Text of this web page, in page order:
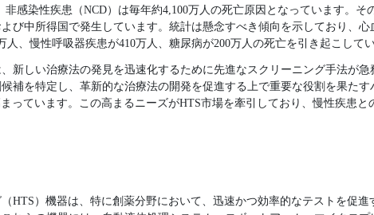
感染性疾患（NCD）は毎年約4,100万人の死亡原因となっています。そ
び中所得国で発生しています。統計は懸念すべき傾向を示しており、心
、慢性呼吸器疾患が410万人、糖尿病が200万人の死亡を引き起こしてい
新しい治療法の発見を迅速化するために先進なスクリーニング手法が
補を特定し、革新的な治療法の開発を促進する上で重要な役割を果たす
っています。この高まるニーズがHTS市場を牽引しており、慢性疾患と
HTS）機器は、特に創薬分野において、迅速かつ効率的なテストを促進